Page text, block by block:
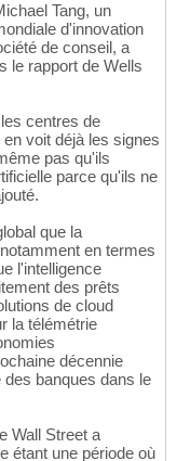
Tang, un
d'innovation
de conseil, a
le rapport de Wells
centres de
voit déjà les signes
pas qu'ils
parce qu'ils ne
que la
en termes
l'intelligence
des prêts
de cloud
la télémétrie
décennie
banques dans le
Wall Street a
étant une période où